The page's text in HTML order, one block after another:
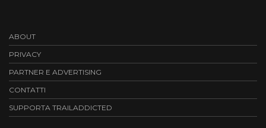
ABOUT
PRIVACY
PARTNER E ADVERTISING
CONTATTI
SUPPORTA TRAILADDICTED